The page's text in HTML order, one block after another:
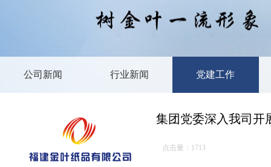
公司新闻 行业新闻 党建工作
集团党委深入我司开
点击量：1713